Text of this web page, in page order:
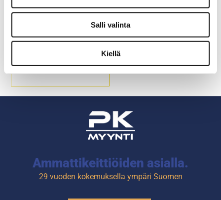
Salli valinta
Kiellä
Lämmönkestävyys: -40 ... +
99C
Ammattikeittiöiden asialla.
29 vuoden kokemuksella ympäri Suomen